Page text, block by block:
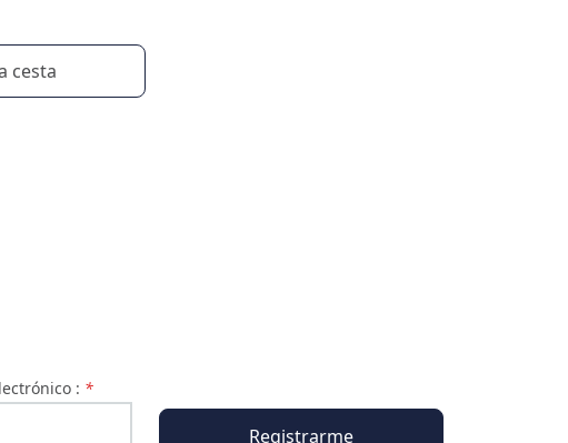
cesta
: *
Registrarme